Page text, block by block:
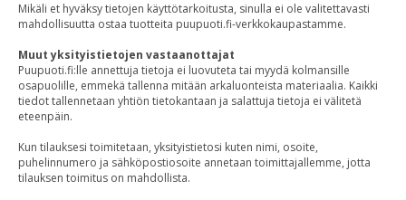
Mikäli et hyväksy tietojen käyttötarkoitusta, sinulla ei ole valitettavasti
mahdollisuutta ostaa tuotteita puupuoti.fi-verkkokaupastamme.
Muut yksityistietojen vastaanottajat
Puupuoti.fi:lle annettuja tietoja ei luovuteta tai myydä kolmansille
osapuolille, emmekä tallenna mitään arkaluonteista materiaalia. Kaikki
tiedot tallennetaan yhtiön tietokantaan ja salattuja tietoja ei välitetä
eteenpäin.
Kun tilauksesi toimitetaan, yksityistietosi kuten nimi, osoite,
puhelinnumero ja sähköpostiosoite annetaan toimittajallemme, jotta
tilauksen toimitus on mahdollista.